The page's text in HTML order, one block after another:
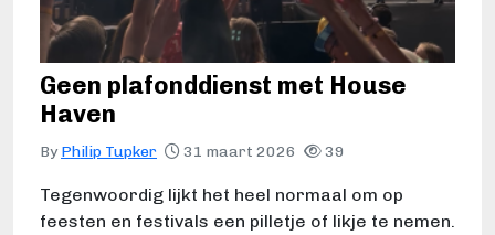
Geen plafonddienst met House
Haven
ByPhilip Tupker 31 maart 2026 39
Tegenwoordig lijkt het heel normaal om op
feesten en festivals een pilletje of likje te nemen.